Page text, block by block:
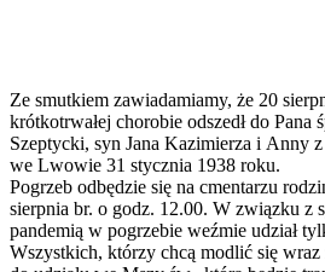
Ze smutkiem zawiadamiamy, że 20
krótkotrwałej chorobie odszedł do Pana
Szeptycki, syn Jana Kazimierza i Anny
we Lwowie 31 stycznia 1938 roku.
Pogrzeb odbędzie się na cmentarzu
sierpnia br. o godz. 12.00. W związku z
pandemią w pogrzebie weźmie udział
Wszystkich, którzy chcą modlić się wraz